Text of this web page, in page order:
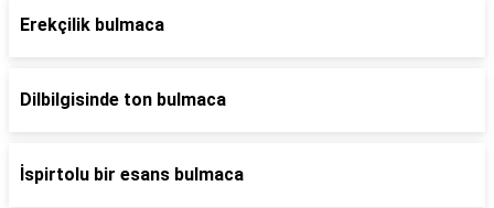
Erekçilik bulmaca
Dilbilgisinde ton bulmaca
İspirtolu bir esans bulmaca